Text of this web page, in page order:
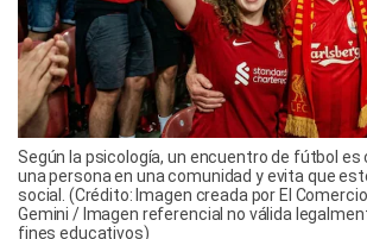
Según la psicología, un encuentro de fútbol es
una persona en una comunidad y evita que
social. (Crédito: Imagen creada por El
Gemini / Imagen referencial no válida
fines educativos)